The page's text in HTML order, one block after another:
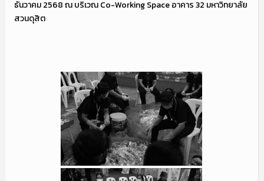
ธันวาคม 2568 ณ บริเวณ Co-Working Space อาคาร 32 มหาวิทยาลัย
สวนดุสิต